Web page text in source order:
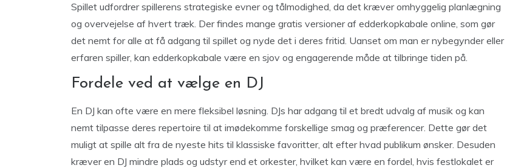
Spillet udfordrer spillerens strategiske evner og tålmodighed, da det kræver omhyggelig planlægning
og overvejelse af hvert træk. Der findes mange gratis versioner af edderkopkabale online, som gør
det nemt for alle at få adgang til spillet og nyde det i deres fritid. Uanset om man er nybegynder eller
erfaren spiller, kan edderkopkabale være en sjov og engagerende måde at tilbringe tiden på.
Fordele ved at vælge en DJ
En DJ kan ofte være en mere fleksibel løsning. DJs har adgang til et bredt udvalg af musik og kan
nemt tilpasse deres repertoire til at imødekomme forskellige smag og præferencer. Dette gør det
muligt at spille alt fra de nyeste hits til klassiske favoritter, alt efter hvad publikum ønsker. Desuden
kræver en DJ mindre plads og udstyr end et orkester, hvilket kan være en fordel, hvis festlokalet er